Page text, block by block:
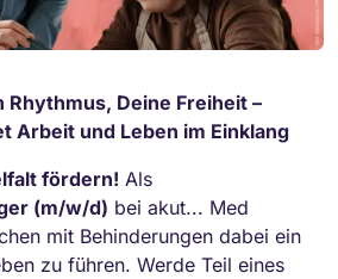
Rhythmus, Deine Freiheit –
Arbeit und Leben im Einklang
fördern! Als
(m/w/d) bei akut... Med
mit Behinderungen dabei ein
zu führen. Werde Teil eines